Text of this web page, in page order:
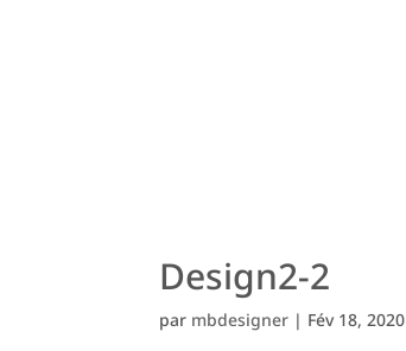
Design2-2
par mbdesigner | Fév 18, 2020